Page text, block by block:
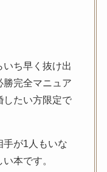
ち早く抜け出
勝完全マニュア
したい方限定で
手が1人もいな
本です。